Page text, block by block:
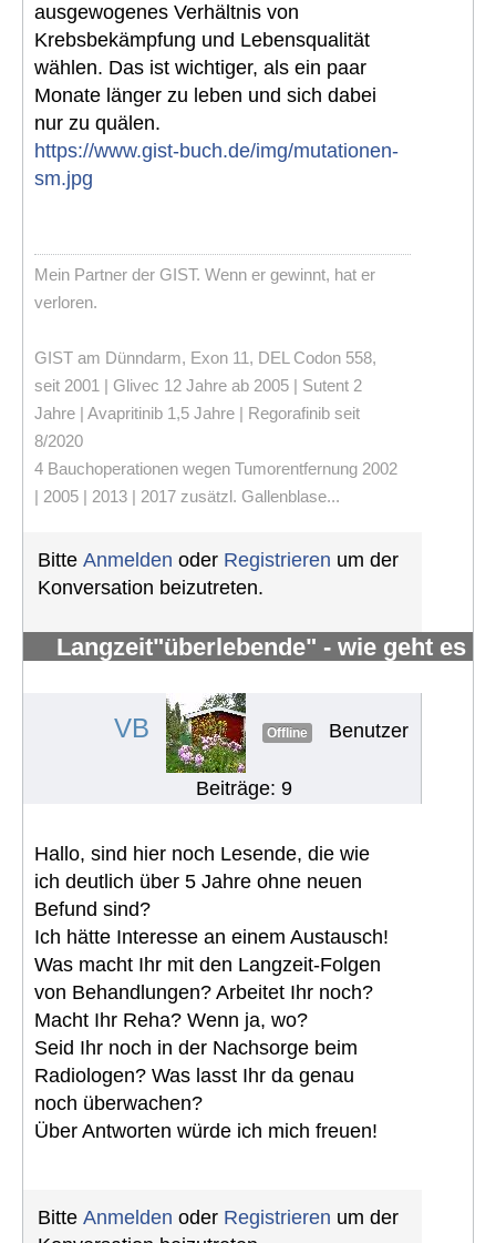
ausgewogenes Verhältnis von
Krebsbekämpfung und Lebensqualität
wählen. Das ist wichtiger, als ein paar
Monate länger zu leben und sich dabei
nur zu quälen.
https://www.gist-buch.de/img/mutationen-
sm.jpg
Mein Partner der GIST. Wenn er gewinnt, hat er
verloren.
GIST am Dünndarm, Exon 11, DEL Codon 558,
seit 2001 | Glivec 12 Jahre ab 2005 | Sutent 2
Jahre | Avapritinib 1,5 Jahre | Regorafinib seit
8/2020
4 Bauchoperationen wegen Tumorentfernung 2002
| 2005 | 2013 | 2017 zusätzl. Gallenblase...
Bitte Anmelden oder Registrieren um der
Konversation beizutreten.
Langzeit"überlebende" - wie geht es
VB Offline Benutzer
Beiträge: 9
Hallo, sind hier noch Lesende, die wie
ich deutlich über 5 Jahre ohne neuen
Befund sind?
Ich hätte Interesse an einem Austausch!
Was macht Ihr mit den Langzeit-Folgen
von Behandlungen? Arbeitet Ihr noch?
Macht Ihr Reha? Wenn ja, wo?
Seid Ihr noch in der Nachsorge beim
Radiologen? Was lasst Ihr da genau
noch überwachen?
Über Antworten würde ich mich freuen!
Bitte Anmelden oder Registrieren um der